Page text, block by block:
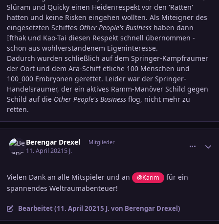
Slüram und Quicky einen Heidenrespekt vor den 'Ratten'
hatten und keine Risken eingehen wollten. Als Miteigner des
eingesetzten Schiffes Other People's Business haben dann
Ifthak und Kao-Tai diesen Respekt schnell übernommen -
schon aus wohlverstandenem Eigeninteresse.
Dadurch wurden schließlich auf dem Springer-Kampfraumer
der Oort und dem Ara-Schiff etliche 100 Menschen und
100_000 Embryonen gerettet. Leider war der Springer-
Handelsraumer, der ein aktives Ramm-Manöver Schild gegen
Schild auf die Other People's Business flog, nicht mehr zu
retten.
Berengar Drexel Mitglieder
11. April 20215 J.
Vielen Dank an alle Mitspieler und an @Karim
für ein
spannendes Weltraumabenteuer!
Bearbeitet (11. April 20215 J. von Berengar Drexel)